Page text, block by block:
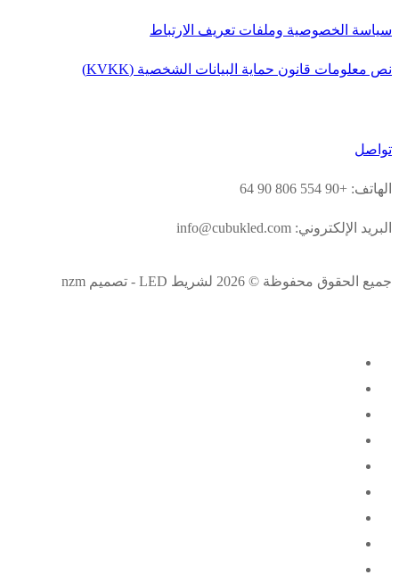
سياسة الخصوصية وملفات تعريف الارتباط
نص معلومات قانون حماية البيانات الشخصية (KVKK)
تواصل
الهاتف: +90 554 806 90 64
البريد الإلكتروني: info@cubukled.com
جميع الحقوق محفوظة © 2026 لشريط LED - تصميم nzm